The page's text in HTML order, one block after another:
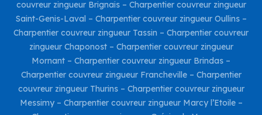
couvreur zingueur Brignais– Charpentier couvreur zingueur
Saint-Genis-Laval – Charpentier couvreur zingueur Oullins–
Charpentier couvreur zingueur Tassin – Charpentier couvreur
zingueur Chaponost– Charpentier couvreur zingueur
Mornant – Charpentier couvreur zingueur Brindas –
Charpentier couvreur zingueur Francheville– Charpentier
couvreur zingueur Thurins– Charpentier couvreur zingueur
Messimy– Charpentier couvreur zingueur Marcy l’Etoile–